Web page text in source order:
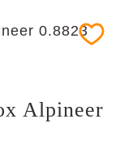
Alpineer